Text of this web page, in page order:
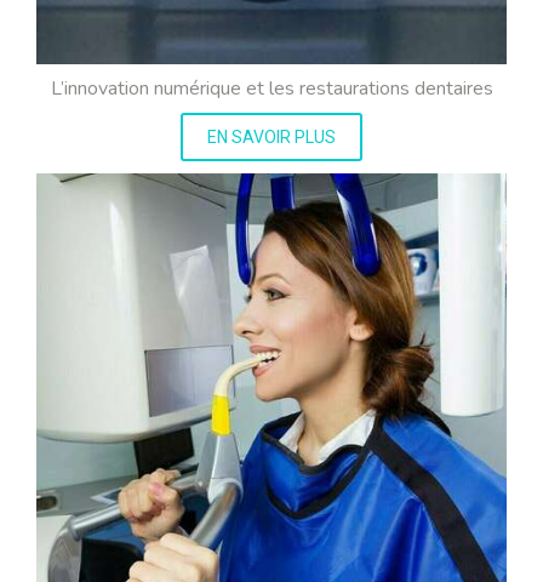
L’innovation numérique et les restaurations dentaires
EN SAVOIR PLUS